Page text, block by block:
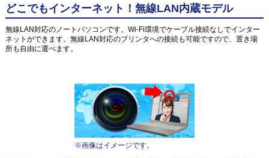
どこでもインターネット！無線LAN内蔵モデル
無線LAN対応のノートパソコンです。Wi-Fi環境でケーブル接続なしでインター
ネットができます。無線LAN対応のプリンタへの接続も可能ですので、置き場
所も自由に選べます。
※画像はイメージです。